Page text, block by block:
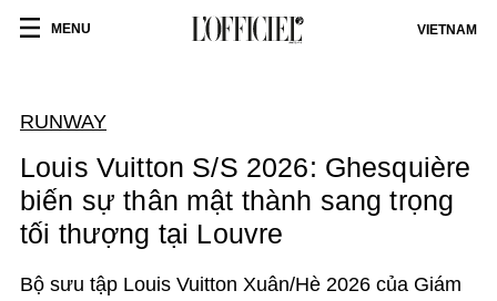
MENU VIETNAM
RUNWAY
Louis Vuitton S/S 2026: Ghesquière
biến sự thân mật thành sang trọng
tối thượng tại Louvre
Bộ sưu tập Louis Vuitton Xuân/Hè 2026 của Giám